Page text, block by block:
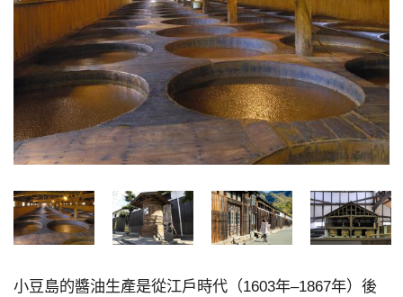
小豆島的醬油生產是從江戶時代（1603年–1867年）後